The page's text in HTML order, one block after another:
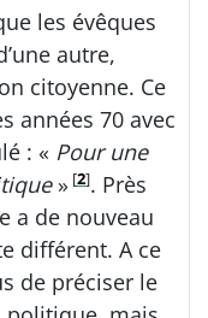
les évêques
autre,
citoyenne. Ce
années 70 avec
: « Pour une
» [2]. Près
a de nouveau
différent. A ce
de préciser le